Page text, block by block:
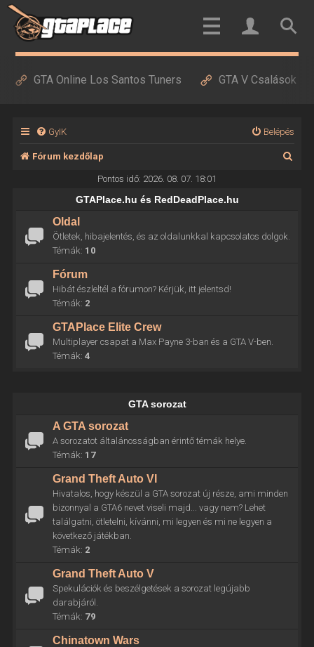
GTA Online Los Santos Tuners GTA V Csalások
GyIK Belépés
Fórum kezdőlap
Pontos idő: 2026. 08. 07. 18:01
GTAPlace.hu és RedDeadPlace.hu
Oldal
Ötletek, hibajelentés, és az oldalunkkal kapcsolatos dolgok.
Témák: 10
Fórum
Hibát észleltél a fórumon? Kérjük, itt jelentsd!
Témák: 2
GTAPlace Elite Crew
Multiplayer csapat a Max Payne 3-ban és a GTA V-ben.
Témák: 4
GTA sorozat
A GTA sorozat
A sorozatot általánosságban érintő témák helye.
Témák: 17
Grand Theft Auto VI
Hivatalos, hogy készül a GTA sorozat új része, ami minden
bizonnyal a GTA6 nevet viseli majd... vagy nem? Lehet
találgatni, ötletelni, kívánni, mi legyen és mi ne legyen a
következő játékban.
Témák: 2
Grand Theft Auto V
Spekulációk és beszélgetések a sorozat legújabb
darabjáról.
Témák: 79
Chinatown Wars